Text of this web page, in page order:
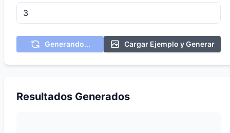
Generando... Cargar Ejemplo y Generar
Resultados Generados